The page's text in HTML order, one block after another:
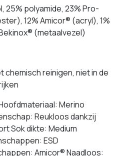
25% polyamide, 23% Pro-
12% Amicor® (acryl), 1%
(metaalvezel)
chemisch reinigen, niet in de
Merino
Reukloos dankzij
Sok dikte: Medium
ESD
Amicor® Naadloos: